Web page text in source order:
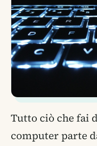
Tutto ciò che fai
computer parte